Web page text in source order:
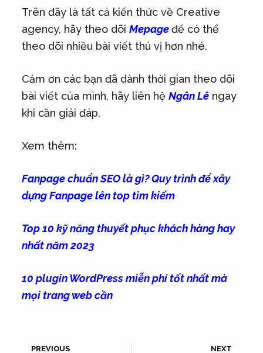
Trên đây là tất cả kiến thức về Creative
agency, hãy theo dõi Mepageđể có thể
theo dõi nhiều bài viết thú vị hơn nhé.
Cảm ơn các bạn đã dành thời gian theo dõi
bài viết của mình, hãy liên hệ Ngân Lêngay
khi cần giải đáp.
Xem thêm:
Fanpage chuẩn SEO là gì? Quy trình để xây
dựng Fanpage lên top tìm kiếm
Top 10 kỹ năng thuyết phục khách hàng hay
nhất năm 2023
10 plugin WordPress miễn phí tốt nhất mà
mọi trang web cần
PREVIOUS NEXT